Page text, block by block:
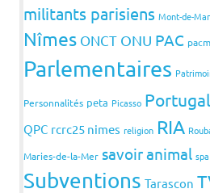
militants parisiens Mont-de-
Nîmes ONCT ONU PAC
Parlementaires
Personnalités peta Picasso Portugal
QPC rcrc25 nimes religion RIA
Maries-de-la-Mer savoir animal spa
Subventions Tarascon